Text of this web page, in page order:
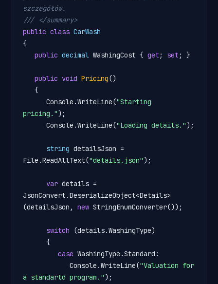
szczegółów.
/// </summary>
public class CarWash
{
public decimal WashingCost { get ; set ; }
public void Pricing()
      Console.WriteLine(
"Starting
pricing.");
      Console.WriteLine(
"Loading details.");
string detailsJson =
File.ReadAllText("details.json");
var details =
JsonConvert.DeserializeObject<Details>
(detailsJson, new StringEnumConverter());
switch (details.WashingType)
case WashingType.Standard:
            Console.WriteLine(
"Valuation for
a standartd program.");